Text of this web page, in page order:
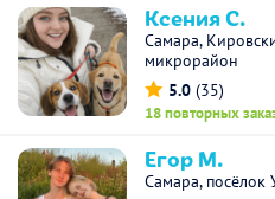
Ксения С.
Самара,
микрорайон
5.0 (35)
18 повторных
Егор М.
Самара, посёлок